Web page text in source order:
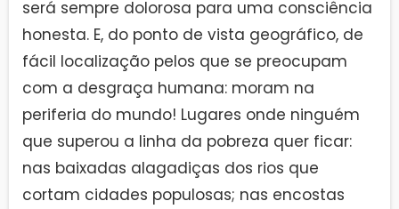
será sempre dolorosa para uma consciência
honesta. E, do ponto de vista geográfico, de
fácil localização pelos que se preocupam
com a desgraça humana: moram na
periferia do mundo! Lugares onde ninguém
que superou a linha da pobreza quer ficar:
nas baixadas alagadiças dos rios que
cortam cidades populosas; nas encostas